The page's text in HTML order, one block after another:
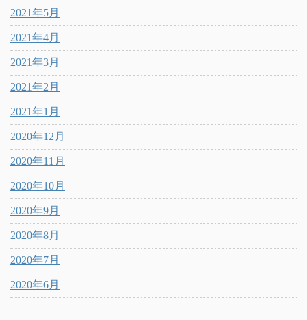
2021年5月
2021年4月
2021年3月
2021年2月
2021年1月
2020年12月
2020年11月
2020年10月
2020年9月
2020年8月
2020年7月
2020年6月